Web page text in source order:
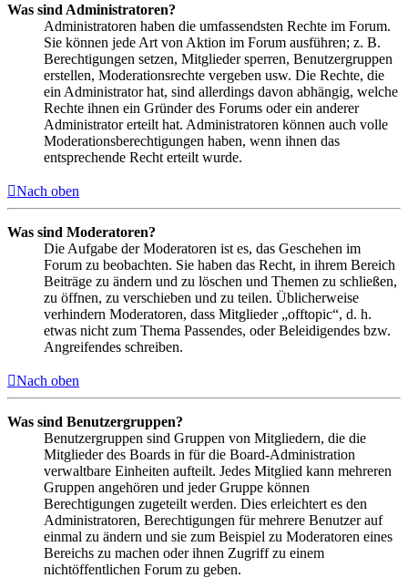
Was sind Administratoren?
Administratoren haben die umfassendsten Rechte im Forum.
Sie können jede Art von Aktion im Forum ausführen; z. B.
Berechtigungen setzen, Mitglieder sperren, Benutzergruppen
erstellen, Moderationsrechte vergeben usw. Die Rechte, die
ein Administrator hat, sind allerdings davon abhängig, welche
Rechte ihnen ein Gründer des Forums oder ein anderer
Administrator erteilt hat. Administratoren können auch volle
Moderationsberechtigungen haben, wenn ihnen das
entsprechende Recht erteilt wurde.
Nach oben
Was sind Moderatoren?
Die Aufgabe der Moderatoren ist es, das Geschehen im
Forum zu beobachten. Sie haben das Recht, in ihrem Bereich
Beiträge zu ändern und zu löschen und Themen zu schließen,
zu öffnen, zu verschieben und zu teilen. Üblicherweise
verhindern Moderatoren, dass Mitglieder „offtopic“, d. h.
etwas nicht zum Thema Passendes, oder Beleidigendes bzw.
Angreifendes schreiben.
Nach oben
Was sind Benutzergruppen?
Benutzergruppen sind Gruppen von Mitgliedern, die die
Mitglieder des Boards in für die Board-Administration
verwaltbare Einheiten aufteilt. Jedes Mitglied kann mehreren
Gruppen angehören und jeder Gruppe können
Berechtigungen zugeteilt werden. Dies erleichtert es den
Administratoren, Berechtigungen für mehrere Benutzer auf
einmal zu ändern und sie zum Beispiel zu Moderatoren eines
Bereichs zu machen oder ihnen Zugriff zu einem
nichtöffentlichen Forum zu geben.